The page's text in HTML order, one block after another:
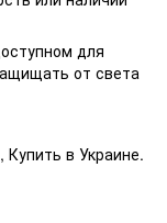
для
от света
Купить в Украине.